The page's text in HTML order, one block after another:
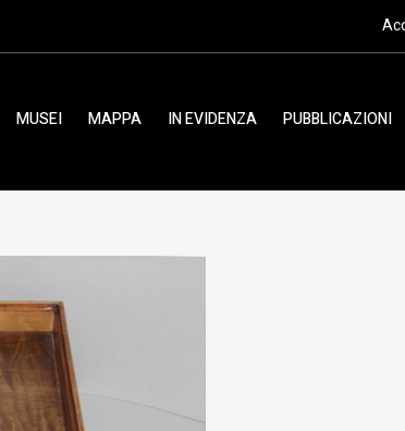
MUSEI MAPPA IN EVIDENZA PUBBLICAZIONI